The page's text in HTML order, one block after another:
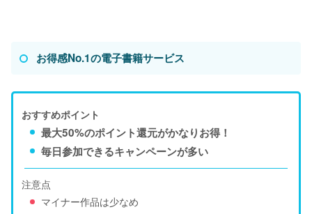
お得感No.1の電子書籍サービス
おすすめポイント
最大50%のポイント還元がかなりお得！
毎日参加できるキャンペーンが多い
注意点
マイナー作品は少なめ